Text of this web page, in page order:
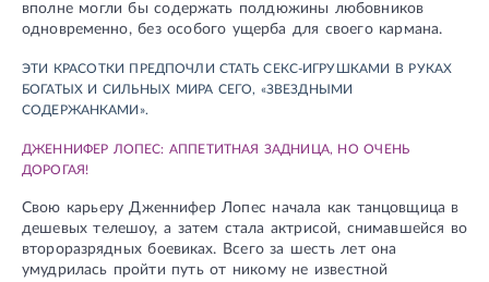
вполне могли бы содержать полдюжины любовников
одновременно, без особого ущерба для своего кармана.
ЭТИ КРАСОТКИ ПРЕДПОЧЛИ СТАТЬ СЕКС-ИГРУШКАМИ В РУКАХ
БОГАТЫХ И СИЛЬНЫХ МИРА СЕГО, «ЗВЕЗДНЫМИ
СОДЕРЖАНКАМИ».
ДЖЕННИФЕР ЛОПЕС: АППЕТИТНАЯ ЗАДНИЦА, НО ОЧЕНЬ
ДОРОГАЯ!
Свою карьеру Дженнифер Лопес начала как танцовщица в
дешевых телешоу, а затем стала актрисой, снимавшейся во
второразрядных боевиках. Всего за шесть лет она
умудрилась пройти путь от никому не известной